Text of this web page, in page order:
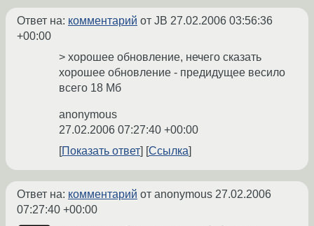
Ответ на: комментарий от JB 27.02.2006 03:56:36
+00:00
> хорошее обновление, нечего сказать
хорошее обновление - предидущее весило
всего 18 Мб
anonymous
27.02.2006 07:27:40 +00:00
Показать ответ
Ссылка
Ответ на: комментарий от anonymous 27.02.2006
07:27:40 +00:00